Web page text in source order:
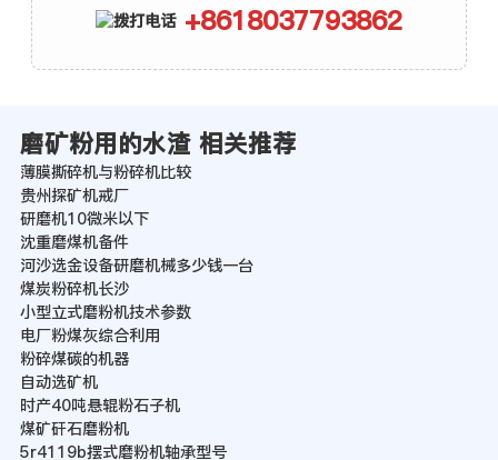
+8618037793862
磨矿粉用的水渣 相关推荐
薄膜撕碎机与粉碎机比较
贵州探矿机戒厂
研磨机10微米以下
沈重磨煤机备件
河沙选金设备研磨机械多少钱一台
煤炭粉碎机长沙
小型立式磨粉机技术参数
电厂粉煤灰综合利用
粉碎煤碳的机器
自动选矿机
时产40吨悬辊粉石子机
煤矿矸石磨粉机
5r4119b摆式磨粉机轴承型号